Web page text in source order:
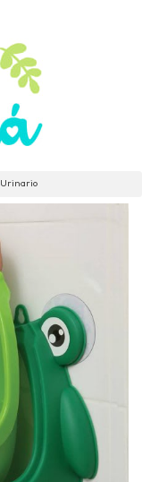
Urinario